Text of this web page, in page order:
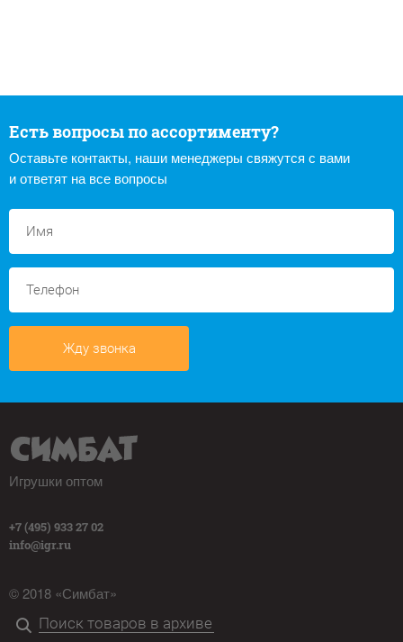
Есть вопросы по ассортименту?
Оставьте контакты, наши менеджеры свяжутся с вами
и ответят на все вопросы
Жду звонка
Игрушки оптом
+7 (495) 933 27 02
info@igr.ru
© 2018 «Симбат»